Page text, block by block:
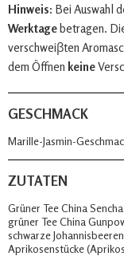
Hinweis: Bei Auswahl
Werktagebetragen.
verschweiβten
dem Öffnen keine
GESCHMACK
Marille-Jasmin-
ZUTATEN
Grüner Tee China
grüner Tee China
schwarze
Aprikosenstücke